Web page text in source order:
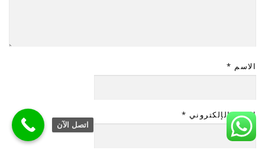
الاسم *
البريد الإلكتروني *
اتصل الآن